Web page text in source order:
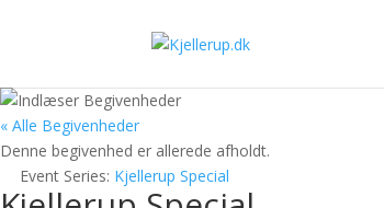
« Alle Begivenheder
Denne begivenhed er allerede afholdt.
Event Series: Kjellerup Special